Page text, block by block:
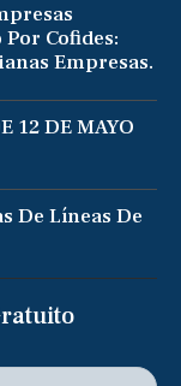
Cofides:
Empresas.
12 DE MAYO
De Líneas De